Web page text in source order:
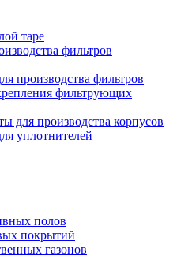
таре
фильтров
производства фильтров
фильтрующих
для производства корпусов
уплотнителей
полов
покрытий
газонов